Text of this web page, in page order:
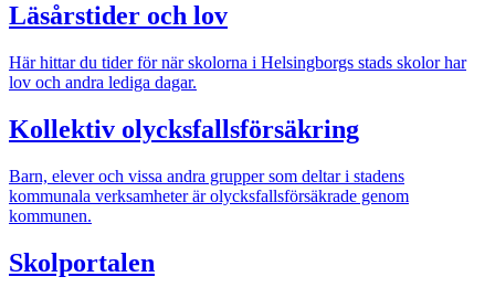
Läsårstider och lov
Här hittar du tider för när skolorna i Helsingborgs stads skolor har
lov och andra lediga dagar.
Kollektiv olycksfallsförsäkring
Barn, elever och vissa andra grupper som deltar i stadens
kommunala verksamheter är olycksfallsförsäkrade genom
kommunen.
Skolportalen